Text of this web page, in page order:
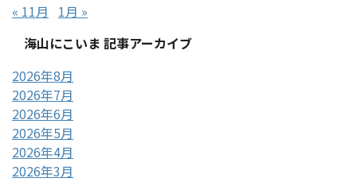
« 11月
1月 »
海山にこいま 記事アーカイブ
2026年8月
2026年7月
2026年6月
2026年5月
2026年4月
2026年3月